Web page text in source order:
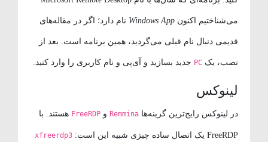
می‌شناختیم اکنونWindows Appنام دارد؛ اگر در مقاله‌های
قدیمی دنبال نام قبلی می‌گردید، همین برنامه است. بعد از
نصب، یکPC جدید بسازید و آی‌پی و نام کاربری را وارد کنید.
لینوکس
در لینوکس رایج‌ترین گزینه‌هاRemminaو FreeRDPهستند. با
FreeRDP یک اتصال ساده چیزی شبیه این است: xfreerdp3